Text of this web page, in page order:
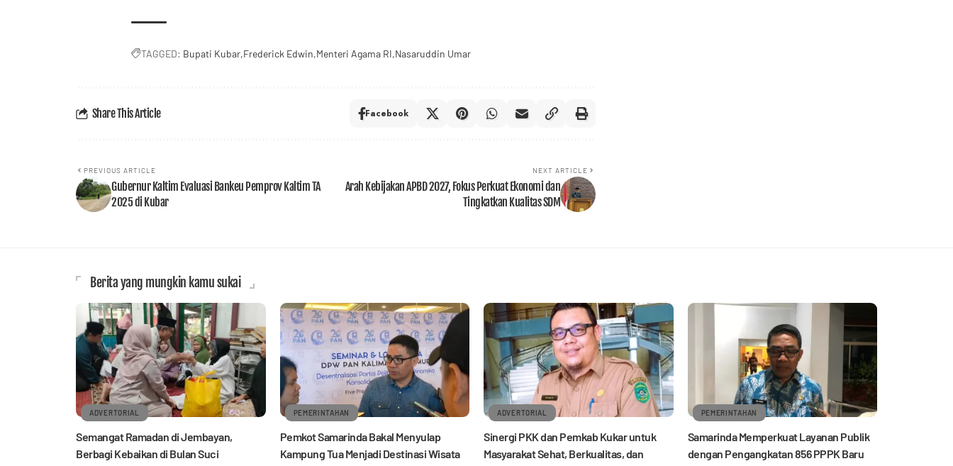
TAGGED: Bupati Kubar Frederick Edwin Menteri Agama RI Nasaruddin Umar
Share This Article Facebook
PREVIOUS ARTICLE
Gubernur Kaltim Evaluasi Bankeu Pemprov Kaltim TA
2025 di Kubar
NEXT ARTICLE
Arah Kebijakan APBD 2027, Fokus Perkuat Ekonomi dan
Tingkatkan Kualitas SDM
Berita yang mungkin kamu sukai
ADVERTORIAL
Semangat Ramadan di Jembayan,
Berbagi Kebaikan di Bulan Suci
PEMERINTAHAN
Pemkot Samarinda Bakal Menyulap
Kampung Tua Menjadi Destinasi Wisata
ADVERTORIAL
Sinergi PKK dan Pemkab Kukar untuk
Masyarakat Sehat, Berkualitas, dan
PEMERINTAHAN
Samarinda Memperkuat Layanan Publik
dengan Pengangkatan 856 PPPK Baru